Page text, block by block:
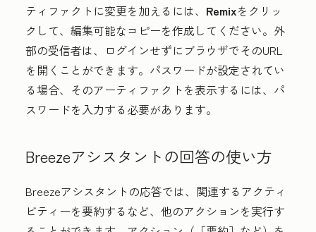
ティファクトに変更を加えるには、 Remixをクリッ
クして、編集可能なコピーを作成してください。外
部の受信者は、ログインせずにブラウザでそのURL
を開くことができます。パスワードが設定されてい
る場合、そのアーティファクトを表示するには、パ
スワードを入力する必要があります。
Breezeアシスタントの回答の使い方
Breezeアシスタントの応答では、関連するアクティ
ビティーを要約するなど、他のアクションを実行す